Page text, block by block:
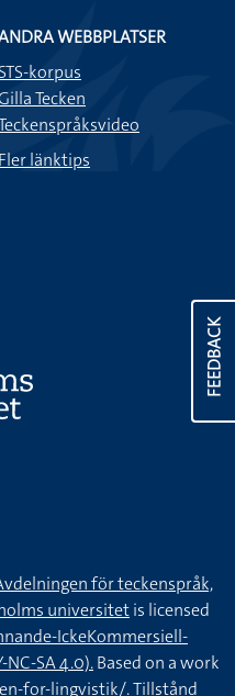
FEEDBACK
WEBBPLATSER
STS-korpus
Tecken
Fler länktips
för teckenspråk,
universitetis licensed
IckeKommersiell-
NC-SA 4.0).Based on a work
for-lingvistik/. Tillstånd